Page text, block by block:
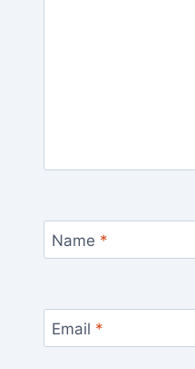
Name *
Email *